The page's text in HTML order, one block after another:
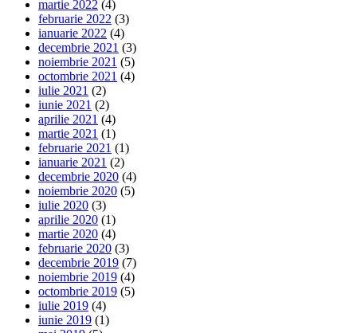
martie 2022 (4)
februarie 2022 (3)
ianuarie 2022 (4)
decembrie 2021 (3)
noiembrie 2021 (5)
octombrie 2021 (4)
iulie 2021 (2)
iunie 2021 (2)
aprilie 2021 (4)
martie 2021 (1)
februarie 2021 (1)
ianuarie 2021 (2)
decembrie 2020 (4)
noiembrie 2020 (5)
iulie 2020 (3)
aprilie 2020 (1)
martie 2020 (4)
februarie 2020 (3)
decembrie 2019 (7)
noiembrie 2019 (4)
octombrie 2019 (5)
iulie 2019 (4)
iunie 2019 (1)